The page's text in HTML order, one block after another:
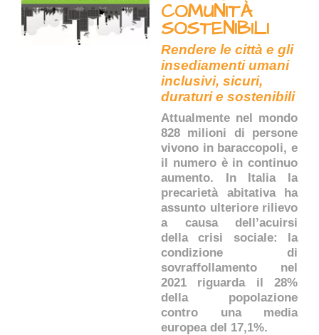
COMUNITÀ
SOSTENIBILI
Rendere le città e gli
insediamenti umani
inclusivi, sicuri,
duraturi e sostenibili
Attualmente nel mondo
828 milioni di persone
vivono in baraccopoli, e
il numero è in continuo
aumento. In Italia la
precarietà abitativa ha
assunto ulteriore rilievo
a causa dell’acuirsi
della crisi sociale: la
condizione di
sovraffollamento nel
2021 riguarda il 28%
della popolazione
contro una media
europea del 17,1%.